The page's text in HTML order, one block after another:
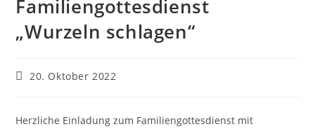
Familiengottesdienst
„Wurzeln schlagen“
Beitrag
20. Oktober 2022
Herzliche Einladung zum Familiengottesdienst mit